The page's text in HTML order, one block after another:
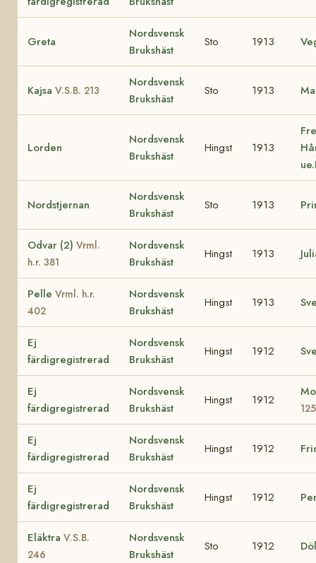
Greta
Nordsvensk
Brukshäst
Sto 1913
Kajsa V.S.B. 213
Nordsvensk
Brukshäst
Sto 1913
Lorden
Nordsvensk
Brukshäst
Hingst 1913
Nordstjernan
Nordsvensk
Brukshäst
Sto 1913
Odvar (2) Vrml.
h.r. 381
Nordsvensk
Brukshäst
Hingst 1913
Pelle Vrml. h.r.
402
Nordsvensk
Brukshäst
Hingst 1913
Ej
färdigregistrerad
Nordsvensk
Brukshäst
Hingst 1912
Ej
färdigregistrerad
Nordsvensk
Brukshäst
Hingst 1912
125
Ej
färdigregistrerad
Nordsvensk
Brukshäst
Hingst 1912
Ej
färdigregistrerad
Nordsvensk
Brukshäst
Hingst 1912
Eläktra V.S.B.
246
Nordsvensk
Brukshäst
Sto 1912